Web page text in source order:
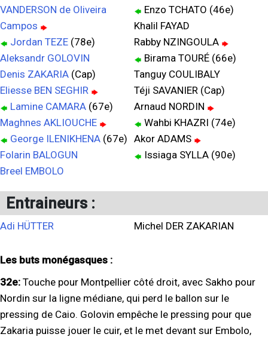
VANDERSON de Oliveira
Campos
Jordan TEZE (78e)
Aleksandr GOLOVIN
Denis ZAKARIA (Cap)
Eliesse BEN SEGHIR
Lamine CAMARA (67e)
Maghnes AKLIOUCHE
George ILENIKHENA (67e)
Folarin BALOGUN
Breel EMBOLO
Enzo TCHATO (46e)
Khalil FAYAD
Rabby NZINGOULA
Birama TOURÉ (66e)
Tanguy COULIBALY
Téji SAVANIER (Cap)
Arnaud NORDIN
Wahbi KHAZRI (74e)
Akor ADAMS
Issiaga SYLLA (90e)
Entraineurs :
Adi HÜTTER Michel DER ZAKARIAN
Les buts monégasques :
32e: Touche pour Montpellier côté droit, avec Sakho pour
Nordin sur la ligne médiane, qui perd le ballon sur le
pressing de Caio. Golovin empêche le pressing pour que
Zakaria puisse jouer le cuir, et le met devant sur Embolo,